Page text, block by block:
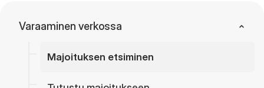
Varaaminen verkossa
Majoituksen etsiminen